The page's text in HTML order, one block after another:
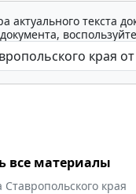
актуального текста
все материалы
Ставропольского края